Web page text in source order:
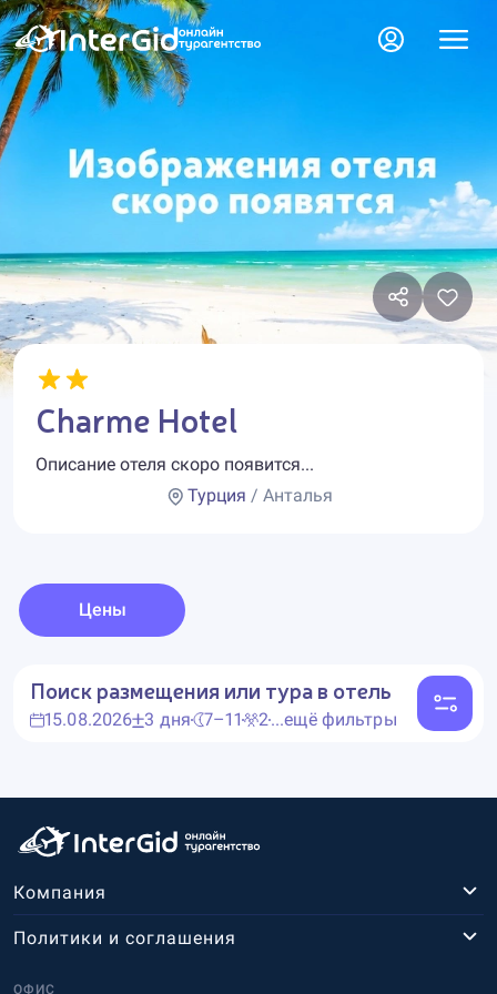
Charme Hotel
Описание отеля скоро появится...
Турция / Анталья
Цены
Поиск размещения или тура в отель
15.08.2026 3 дня 7–11 2...ещё фильтры
Компания
ОФИС
Политики и соглашения